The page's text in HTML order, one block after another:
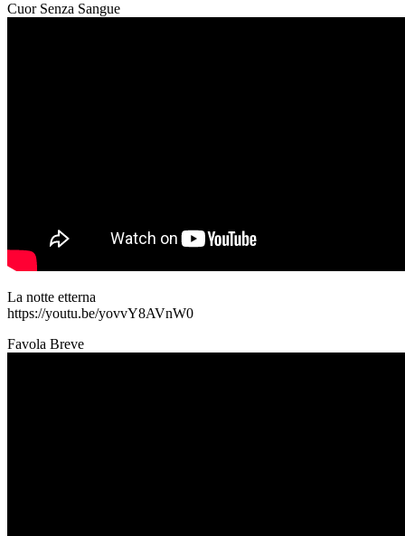
Cuor Senza Sangue
La notte etterna
https://youtu.be/yovvY8AVnW0
Favola Breve